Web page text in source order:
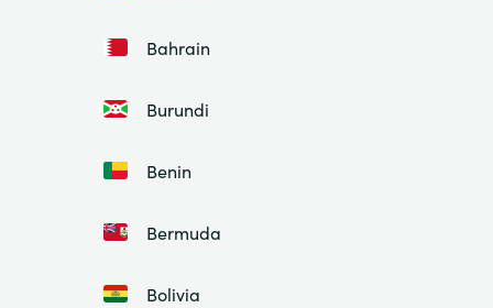
Bahrain
Burundi
Benin
Bermuda
Bolivia